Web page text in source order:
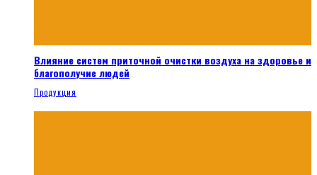
Влияние систем приточной очистки воздуха на здоровье и
благополучие людей
Продукция